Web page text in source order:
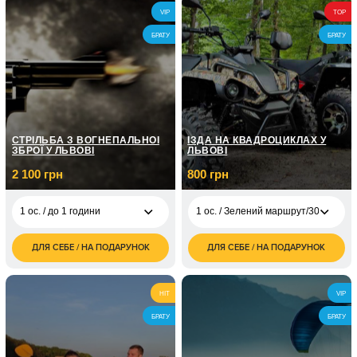
2 ос. / 60 хвилин
2 000
грн
VIP
БРАТУ
СТРІЛЬБА З ВОГНЕПАЛЬНОЇ
ЗБРОЇ У ЛЬВОВІ
2 100 грн
1 ос. / до 1 години
2 100
грн
3 900
грн
ДЛЯ СЕБЕ / НА ПОДАРУНОК
TOP
БРАТУ
ЇЗДА НА КВАДРОЦИКЛАХ У
ЛЬВОВІ
800 грн
1 ос. / Зелений маршрут/30 хвилин
1 ос. / Зелений
маршрут/30 хвилин
грн
1 600
грн
1 500
грн
ДЛЯ СЕБЕ / НА ПОДАРУНОК
HIT
БРАТУ
VIP
БРАТУ